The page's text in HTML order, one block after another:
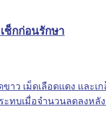
ช็กก่อนรักษา